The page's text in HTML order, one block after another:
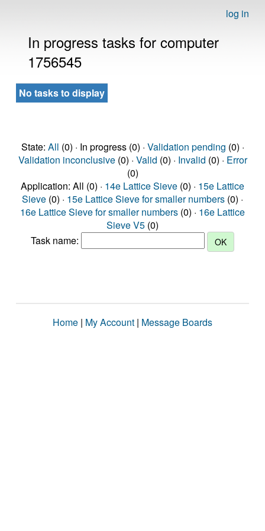
log in
In progress tasks for computer
1756545
No tasks to display
State: All (0) · In progress (0) · Validation pending (0) ·
Validation inconclusive(0) · Valid (0) · Invalid (0) · Error
(0)
Application: All (0) · 14e Lattice Sieve (0) · 15e Lattice
Sieve (0) · 15e Lattice Sieve for smaller numbers (0) ·
16e Lattice Sieve for smaller numbers (0) · 16e Lattice
Sieve V5 (0)
Task name:
Home | My Account | Message Boards